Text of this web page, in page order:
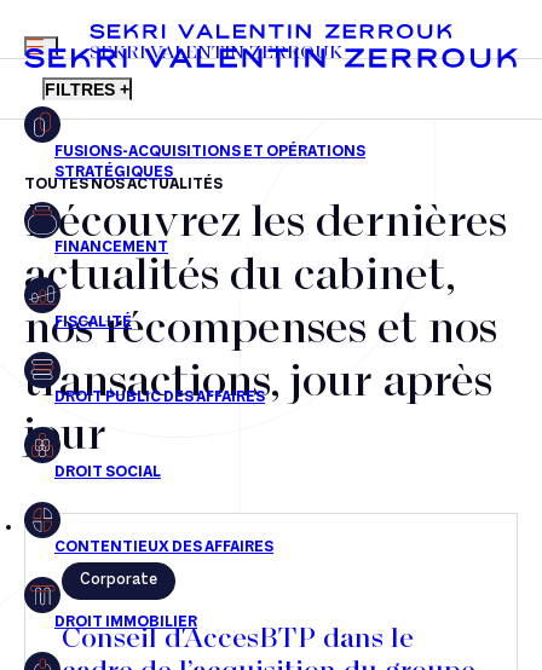
FR EN
MENU
SEKRI VALENTIN ZERROUK
FILTRES +
Fusions-acquisitions et opérations stratégiques
Financement
Fiscalité
Droit public des affaires
Droit social
Droit immobilier
Restructuring
TOUTES NOS ACTUALITÉS
Découvrez les dernières
actualités du cabinet,
nos récompenses et nos
transactions, jour après
jour
Corporate
Conseil d'AccesBTP dans le